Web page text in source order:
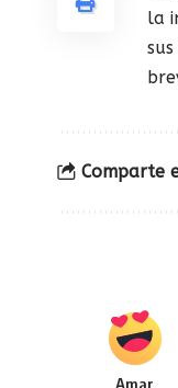
la
Comparte
Amar